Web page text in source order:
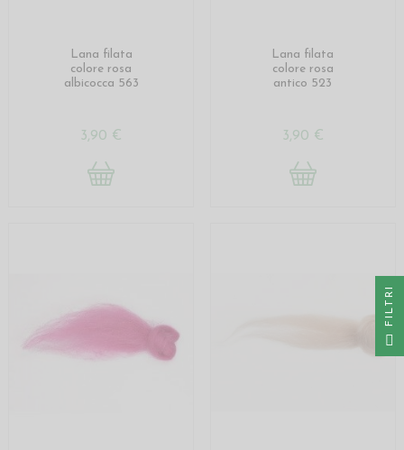
Lana filata
colore rosa
albicocca 563
3,90 €
Lana filata
colore rosa
antico 523
3,90 €
I